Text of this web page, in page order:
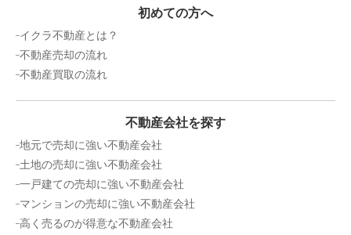
初めての方へ
イクラ不動産とは？
不動産売却の流れ
不動産買取の流れ
不動産会社を探す
地元で売却に強い不動産会社
土地の売却に強い不動産会社
一戸建ての売却に強い不動産会社
マンションの売却に強い不動産会社
高く売るのが得意な不動産会社